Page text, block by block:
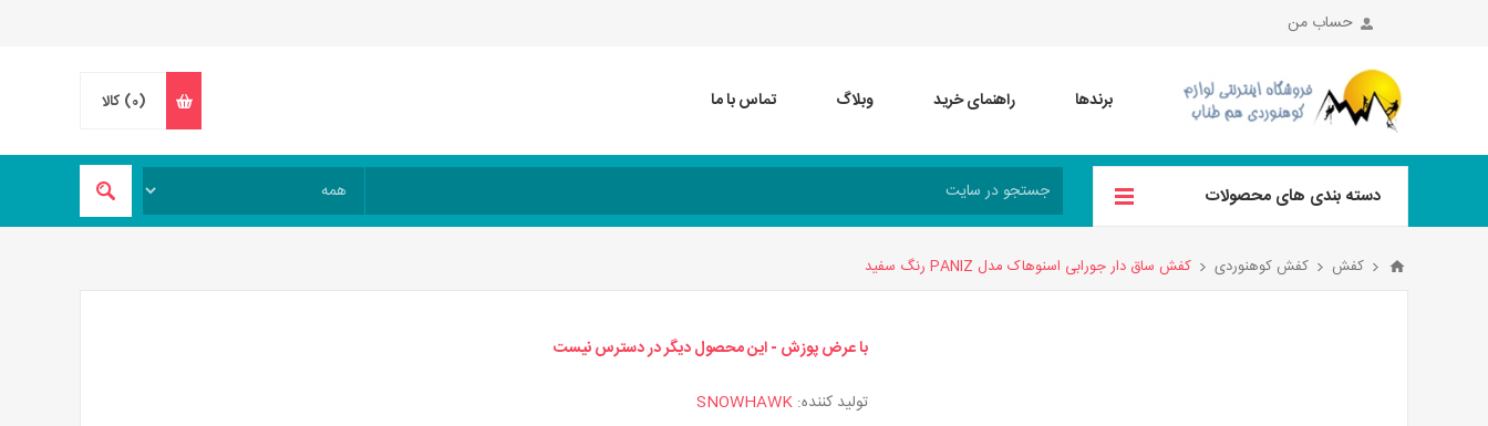
حساب من
برندها راهنمای خرید وبلاگ تماس با ما (0) کالا
دسته بندی های محصولات
کفش کفش کوهنوردی کفش ساق دار جورابی اسنوهاک مدل PANIZ رنگ سفید
با عرض پوزش - این محصول دیگر در دسترس نیست
تولید کننده: SNOWHAWK